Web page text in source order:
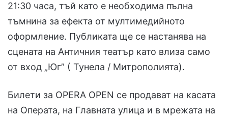
21:30 часа, тъй като е необходима пълна
тъмнина за ефекта от мултимедийното
оформление. Публиката ще се настанява на
сцената на Античния театър като влиза само
от вход „Юг” ( Тунела / Митрополията).
Билети за OPERA OPEN се продават на касата
на Операта, на Главната улица и в мрежата на